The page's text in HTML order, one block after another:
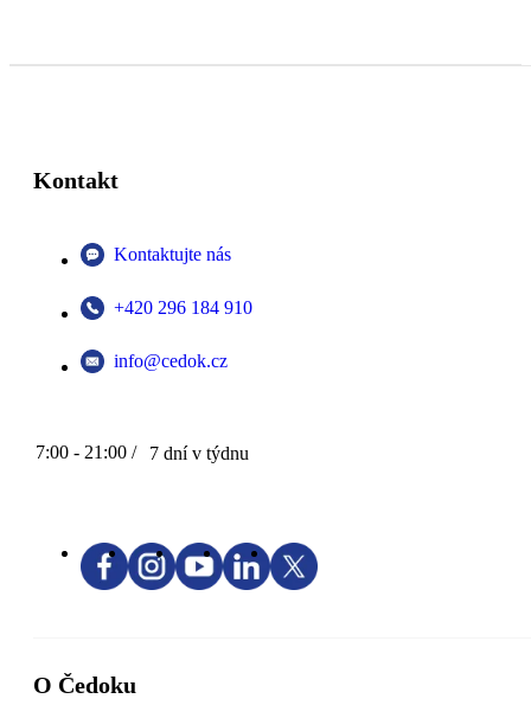
Kontakt
Kontaktujte nás
+420 296 184 910
info@cedok.cz
7:00 - 21:00 / 7 dní v týdnu
O Čedoku